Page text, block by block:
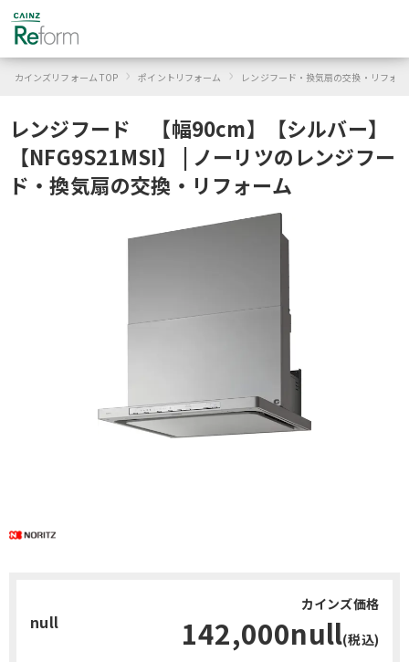
カインズリフォーム TOP › ポイントリフォーム › レンジフード・換気扇の交換・リフォ
レンジフード 【幅90cm】【シルバー】
【NFG9S21MSI】 | ノーリツのレンジフー
ド・換気扇の交換・リフォーム
null
カインズ価格
142,000null(税込)